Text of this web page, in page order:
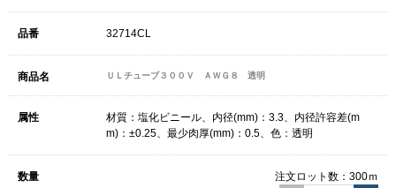
32714CL
ＵＬチューブ３００Ｖ ＡＷＧ８ 透明
材質：塩化ビニール、内径(mm)：3.3、内径許容差(m
m)：±0.25、最少肉厚(mm)：0.5、色：透明
注文ロット数： 300ｍ